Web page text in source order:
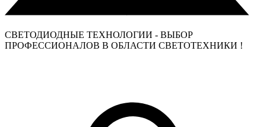
СВЕТОДИОДНЫЕ ТЕХНОЛОГИИ - ВЫБОР
ПРОФЕССИОНАЛОВ В ОБЛАСТИ СВЕТОТЕХНИКИ !